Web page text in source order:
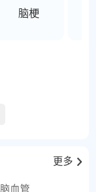
脑梗
更多
血管